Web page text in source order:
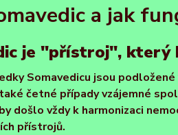
a jak
je "přístroj", který
Somavedicu jsou
četné případy vzájemné
došlo vždy k harmonizaci
přístrojů.